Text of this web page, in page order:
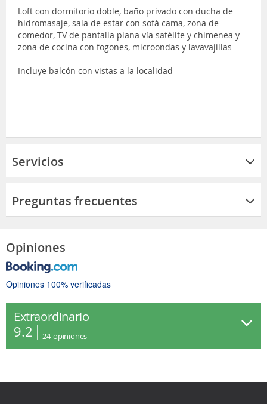
Loft con dormitorio doble, baño privado con ducha de
hidromasaje, sala de estar con sofá cama, zona de
comedor, TV de pantalla plana vía satélite y chimenea y
zona de cocina con fogones, microondas y lavavajillas
Incluye balcón con vistas a la localidad
Servicios
Preguntas frecuentes
Opiniones
Opiniones 100% verificadas
Extraordinario
9.2 24 opiniones